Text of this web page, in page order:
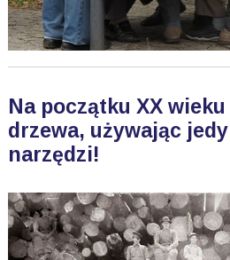
Na początku XX
drzewa, używając
narzędzi!